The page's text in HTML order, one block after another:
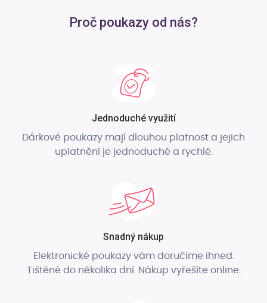
Proč poukazy od nás?
Jednoduché využití
Dárkové poukazy mají dlouhou platnost a jejich
uplatnění je jednoduché a rychlé.
Snadný nákup
Elektronické poukazy vám doručíme ihned.
Tištěné do několika dní. Nákup vyřešíte online.